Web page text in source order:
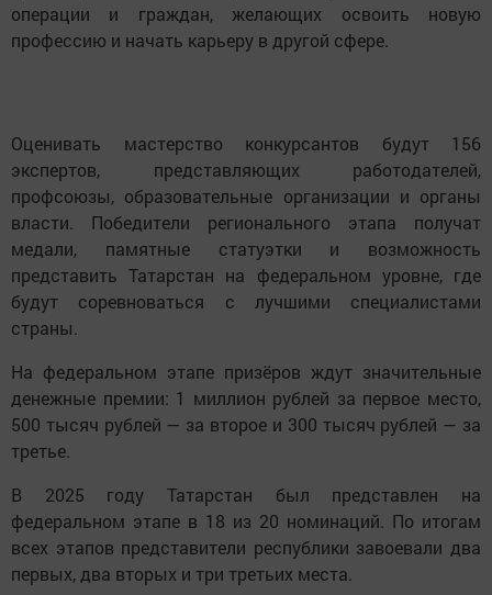
операции и граждан, желающих освоить новую
профессию и начать карьеру в другой сфере.
Оценивать мастерство конкурсантов будут 156
экспертов, представляющих работодателей,
профсоюзы, образовательные организации и органы
власти. Победители регионального этапа получат
медали, памятные статуэтки и возможность
представить Татарстан на федеральном уровне, где
будут соревноваться с лучшими специалистами
страны.
На федеральном этапе призёров ждут значительные
денежные премии: 1 миллион рублей за первое место,
500 тысяч рублей — за второе и 300 тысяч рублей — за
третье.
В 2025 году Татарстан был представлен на
федеральном этапе в 18 из 20 номинаций. По итогам
всех этапов представители республики завоевали два
первых, два вторых и три третьих места.